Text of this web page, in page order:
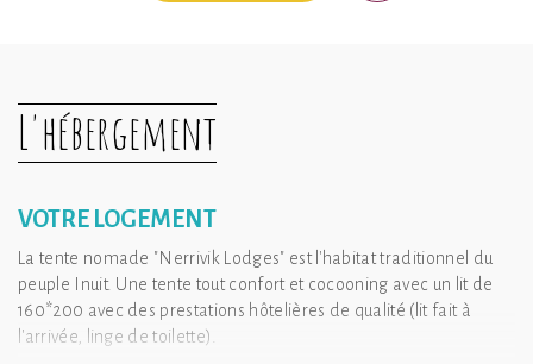
L'hébergement
VOTRE LOGEMENT
La tente nomade "Nerrivik Lodges" est l'habitat traditionnel du
peuple Inuit. Une tente tout confort et cocooning avec un lit de
160*200 avec des prestations hôtelières de qualité (lit fait à
l'arrivée, linge de toilette).